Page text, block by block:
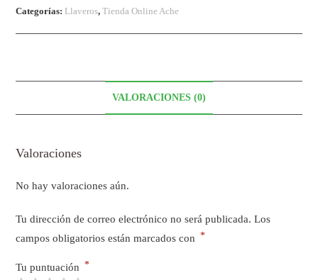
Categorías: Llaveros,Tienda Online Ache
VALORACIONES (0)
Valoraciones
No hay valoraciones aún.
Tu dirección de correo electrónico no será publicada. Los
campos obligatorios están marcados con *
Tu puntuación *